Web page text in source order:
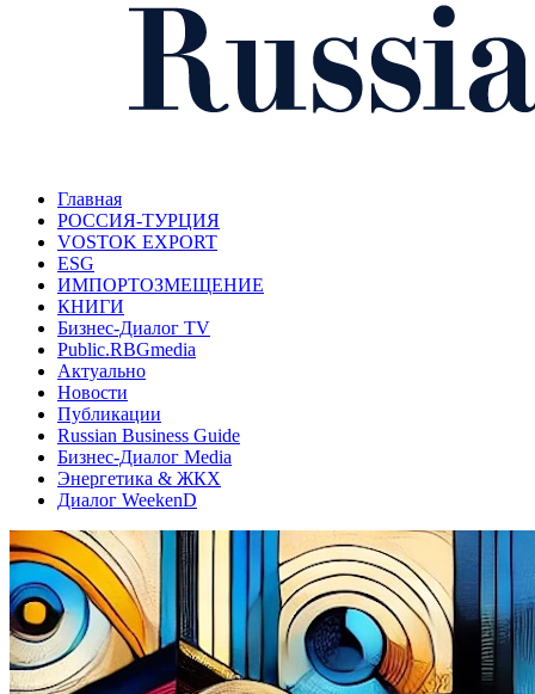
Главная
РОССИЯ-ТУРЦИЯ
VOSTOK EXPORT
ESG
ИМПОРТОЗМЕЩЕНИЕ
КНИГИ
Бизнес-Диалог TV
Public.RBGmedia
Актуально
Новости
Публикации
Russian Business Guide
Бизнес-Диалог Media
Энергетика & ЖКХ
Диалог WeekenD